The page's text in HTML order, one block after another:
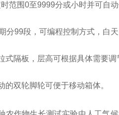
范围0至9999分或小时并可自
分99段，可编程控制方式，白
式隔板，层高可根据具体需要调
的双轮脚轮可便于移动箱体。